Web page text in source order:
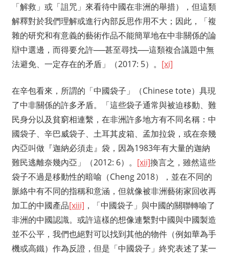
「解救」或「詛咒」來看待中國在非洲的舉措），但這類
解釋對於我們理解或進行內部反思作用不大；因此，「複
雜的研究和有意義的藝術作品不能簡單地在中非關係的論
辯中選邊，而得要允許──甚至尋找──這類複合議題中無
法避免、一定存在的矛盾」（2017: 5）。 [xi]
在辛包看來，所謂的「中國袋子」（Chinese tote）具現
了中非關係的許多矛盾。「這些袋子通常與被迫移動、難
民身分以及貧窮相連繫，在非洲許多地方有不同名稱：中
國袋子、辛巴威袋子、土耳其皮箱、孟加拉袋，或在奈幾
內亞叫做『迦納必須走』袋，因為1983年有大量的迦納
難民逃離奈幾內亞」（2012: 6）。 [xii]換言之，雖然這些
袋子不過是移動性的暗喻（Cheng 2018），並在不同的
脈絡中有不同的指稱和意涵，但就像被非洲藝術家回收再
加工的中國產品[xiii] ，「中國袋子」與中國的關聯轉喻了
非洲的中國認識。或許這樣的想像連繫對中國與中國製造
並不公平，我們也絕對可以找到其他的物件（例如華為手
機或高鐵）作為反證，但是「中國袋子」終究表述了某一